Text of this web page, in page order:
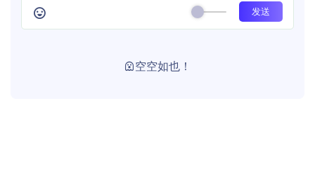
空空如也！